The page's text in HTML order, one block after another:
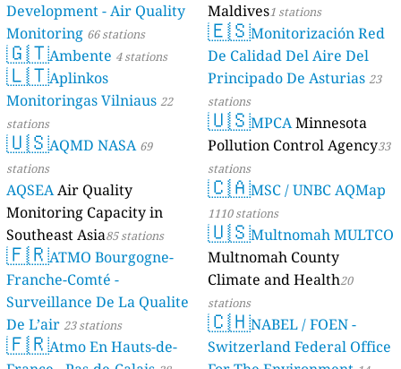
Development - Air Quality
Monitoring 66 stations
🇬🇹Ambente 4 stations
🇱🇹Aplinkos
Monitoringas Vilniaus 22
stations
🇺🇸AQMD NASA 69
stations
AQSEAAir Quality
Monitoring Capacity in
Southeast Asia85 stations
🇫🇷ATMO Bourgogne-
Franche-Comté -
Surveillance De La Qualite
De L’air 23 stations
🇫🇷Atmo En Hauts-de-
Maldives1 stations
🇪🇸Monitorización Red
De Calidad Del Aire Del
Principado De Asturias 23
stations
🇺🇸MPCAMinnesota
Pollution Control Agency33
stations
🇨🇦MSC / UNBC AQMap
1110 stations
🇺🇸Multnomah MULTCO
Multnomah County
Climate and Health20
stations
🇨🇭NABEL / FOEN -
Switzerland Federal Office